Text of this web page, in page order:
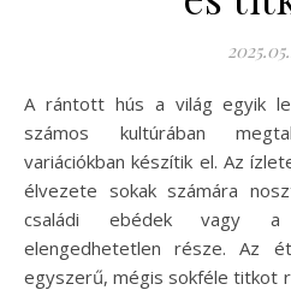
A rántott hús a világ egyik legkedveltebb étele, amely
számos kultúrában
variációkban készítik el. Az
élvezete sokak számára
családi ebédek vagy a
elengedhetetlen része. Az
egyszerű, mégis sokféle titkot